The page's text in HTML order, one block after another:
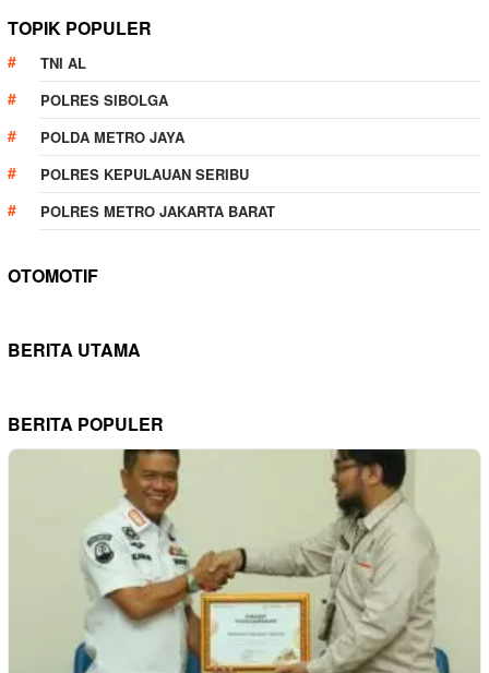
TOPIK POPULER
TNI AL
POLRES SIBOLGA
POLDA METRO JAYA
POLRES KEPULAUAN SERIBU
POLRES METRO JAKARTA BARAT
OTOMOTIF
BERITA UTAMA
BERITA POPULER